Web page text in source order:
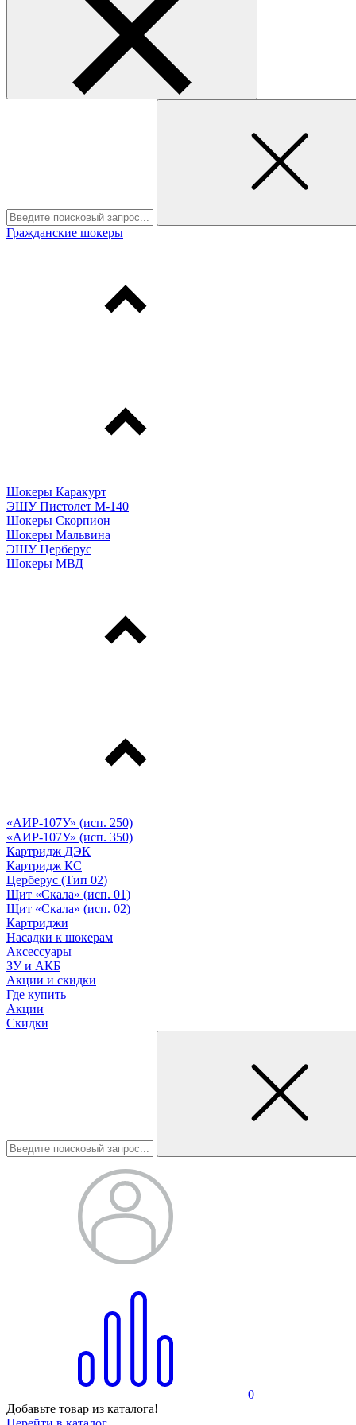
Гражданские шокеры
Шокеры Каракурт
ЭШУ Пистолет М-140
Шокеры Скорпион
Шокеры Мальвина
ЭШУ Церберус
Шокеры МВД
«АИР-107У» (исп. 250)
«АИР-107У» (исп. 350)
Картридж ДЭК
Картридж КС
Церберус (Тип 02)
Щит «Скала» (исп. 01)
Щит «Скала» (исп. 02)
Картриджи
Насадки к шокерам
Аксессуары
ЗУ и АКБ
Акции и скидки
Где купить
Акции
Скидки
0
Добавьте товар из каталога!